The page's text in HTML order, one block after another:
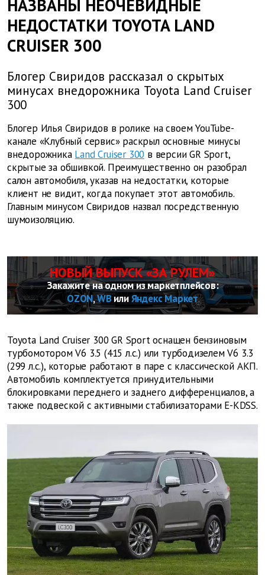
НАЗВАНЫ НЕОЧЕВИДНЫЕ
НЕДОСТАТКИ TOYOTA LAND
CRUISER 300
Блогер Свиридов рассказал о скрытых
минусах внедорожника Toyota Land Cruiser
300
Блогер Илья Свиридов в ролике на своем YouTube-
канале «Клубный сервис» раскрыл основные минусы
внедорожника Land Cruiser 300 в версии GR Sport,
скрытые за обшивкой. Преимущественно он разобрал
салон автомобиля, указав на недостатки, которые
клиент не видит, когда покупает этот автомобиль.
Главным минусом Свиридов назвал посредственную
шумоизоляцию.
НОВЫЙ ВЫПУСК «ЗА РУЛЕМ»
Закажите на одном из маркетплейсов:
OZON,WBилиЯндекс Маркет
Toyota Land Cruiser 300 GR Sport оснащен бензиновым
турбомотором V6 3.5 (415 л.с.) или турбодизелем V6 3.3
(299 л.с.), которые работают в паре с классической АКП.
Автомобиль комплектуется принудительными
блокировками переднего и заднего дифференциалов, а
также подвеской с активными стабилизаторами E-KDSS.